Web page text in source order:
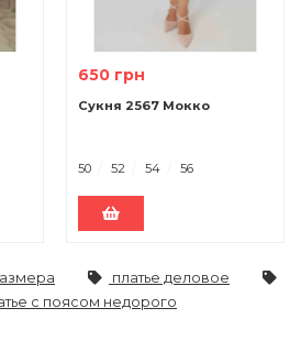
650 грн
Сукня 2567 Мокко
50 52 54 56
платье деловое
с поясом недорого